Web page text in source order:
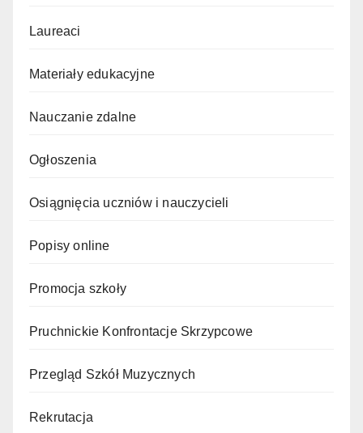
Laureaci
Materiały edukacyjne
Nauczanie zdalne
Ogłoszenia
Osiągnięcia uczniów i nauczycieli
Popisy online
Promocja szkoły
Pruchnickie Konfrontacje Skrzypcowe
Przegląd Szkół Muzycznych
Rekrutacja